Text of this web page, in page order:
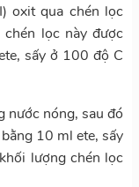
oxit qua chén lọc
lọc này được
sấy ở 100 độ C
nước nóng, sau đó
10 ml ete, sấy
lượng chén lọc